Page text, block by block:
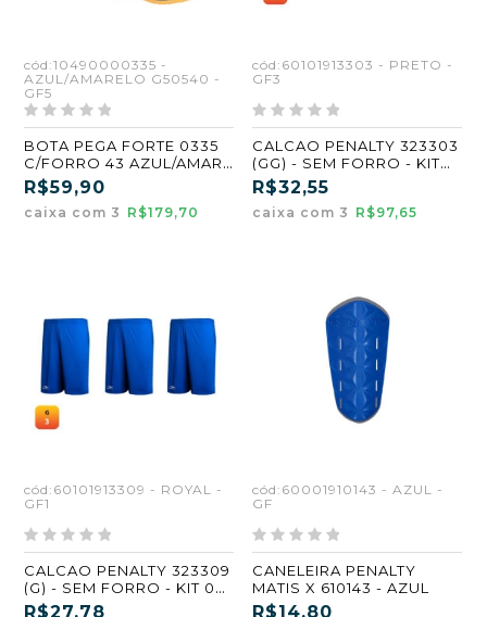
cód:10490000335 -
AZUL/AMARELO G50540 -
GF5
BOTA PEGA FORTE 0335
C/FORRO 43 AZUL/AMARE
ATACADO KIT 3 PARES
R$59,90
caixa com 3 R$179,70
cód:60101913303 - PRETO -
GF3
CALCAO PENALTY 323303
(GG) - SEM FORRO - KIT
03 UN PRETO
R$32,55
caixa com 3 R$97,65
cód:60101913309 - ROYAL -
GF1
CALCAO PENALTY 323309
(G) - SEM FORRO - KIT 03
UN ROYAL
R$27,78
cód:60001910143 - AZUL -
GF
CANELEIRA PENALTY
MATIS X 610143 - AZUL
R$14,80